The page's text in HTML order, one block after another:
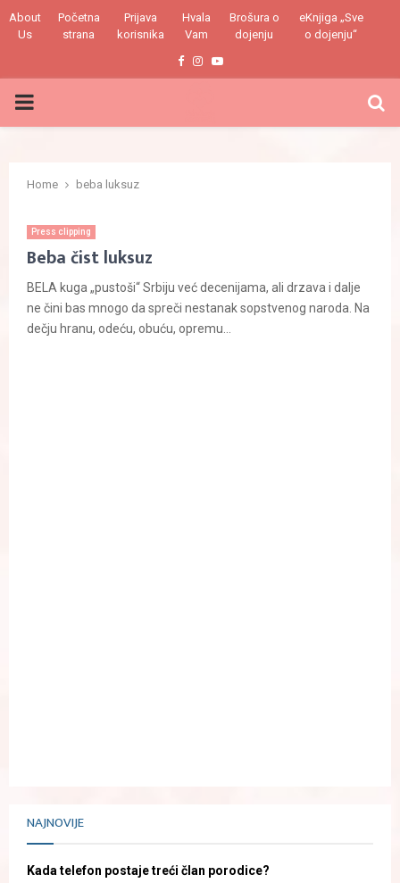
About
Us
Početna
strana
Prijava
korisnika
Hvala
Vam
Brošura o
dojenju
eKnjiga „Sve
o dojenju“
Facebook
Instagram
Youtube
PRIMARY
Home beba luksuz
Press clipping
Beba čist luksuz
BELA kuga „pustoši“ Srbiju već decenijama, ali drzava i dalje
ne čini bas mnogo da spreči nestanak sopstvenog naroda. Na
dečju hranu, odeću, obuću, opremu...
NAJNOVIJE
Kada telefon postaje treći član porodice?